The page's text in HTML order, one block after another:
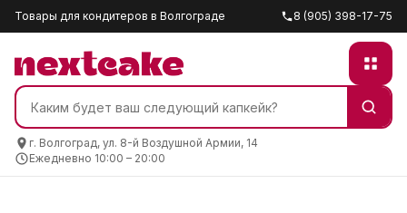
Товары для кондитеров в Волгограде 8 (905) 398-17-75
г. Волгоград, ул. 8-й Воздушной Армии, 14
Ежедневно 10:00 – 20:00